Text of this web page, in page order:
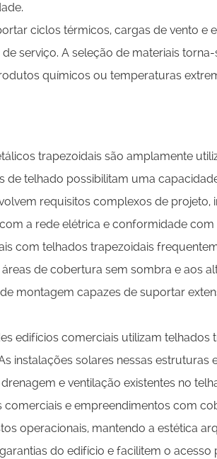
ciclos térmicos, cargas de vento e
serviço. A seleção de materiais
químicos ou temperaturas
trapezoidais são amplamente
de telhado possibilitam uma
requisitos complexos de projeto,
a rede elétrica e conformidade
com telhados trapezoidais
de cobertura sem sombra e aos
montagem capazes de suportar
edifícios comerciais utilizam
instalações solares nessas estruturas
e ventilação existentes no
comerciais e empreendimentos com
operacionais, mantendo a estética
do edifício e facilitem o acesso